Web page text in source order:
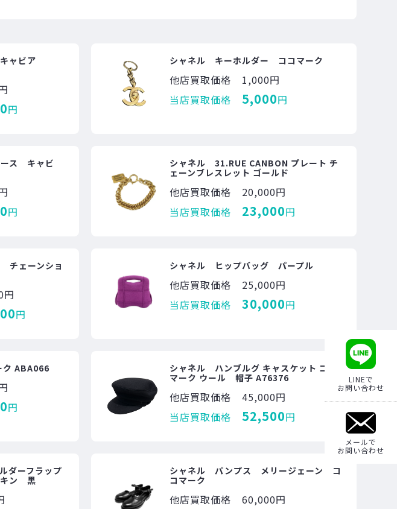
ャビア
円
シャネル キーホルダー ココマーク
他店買取価格
1,000円
当店買取価格
5,000円
ス キャビ
円
シャネル 31.RUE CANBON プレート チ
ェーンブレスレット ゴールド
他店買取価格
20,000円
当店買取価格
23,000円
チェーンショ
円
円
シャネル ヒップバッグ パープル
他店買取価格
25,000円
当店買取価格
30,000円
ABA066
円
シャネル ハンブルグ キャスケット ココ
マーク ウール 帽子 A76376
他店買取価格
45,000円
当店買取価格
52,500円
ダーフラップ
ン 黒
シャネル パンプス メリージェーン コ
コマーク
他店買取価格
60,000円
LINEで
お問い合わせ
メールで
お問い合わせ